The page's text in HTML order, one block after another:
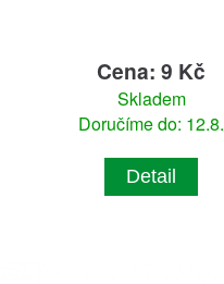
Cena: 9 Kč
Skladem
Doručíme do: 12.8.
Detail